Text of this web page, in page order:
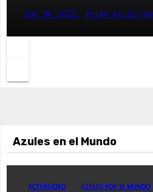
Jun 18, 2022 Radio AzulChile
Azules en el Mundo
ACTUALIDAD AZULES POR EL MUNDO